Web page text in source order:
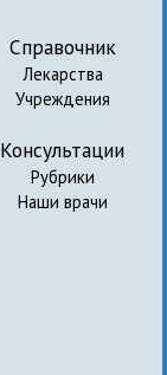
Справочник
Лекарства
Учреждения
Консультации
Рубрики
Наши врачи